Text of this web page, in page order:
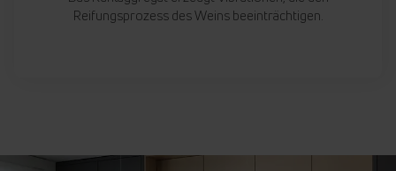
Reifungsprozess des Weins beeinträchtigen.